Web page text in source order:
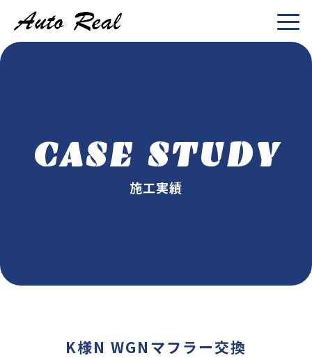
CASE STUDY
施工実績
K様N WGNマフラー交換